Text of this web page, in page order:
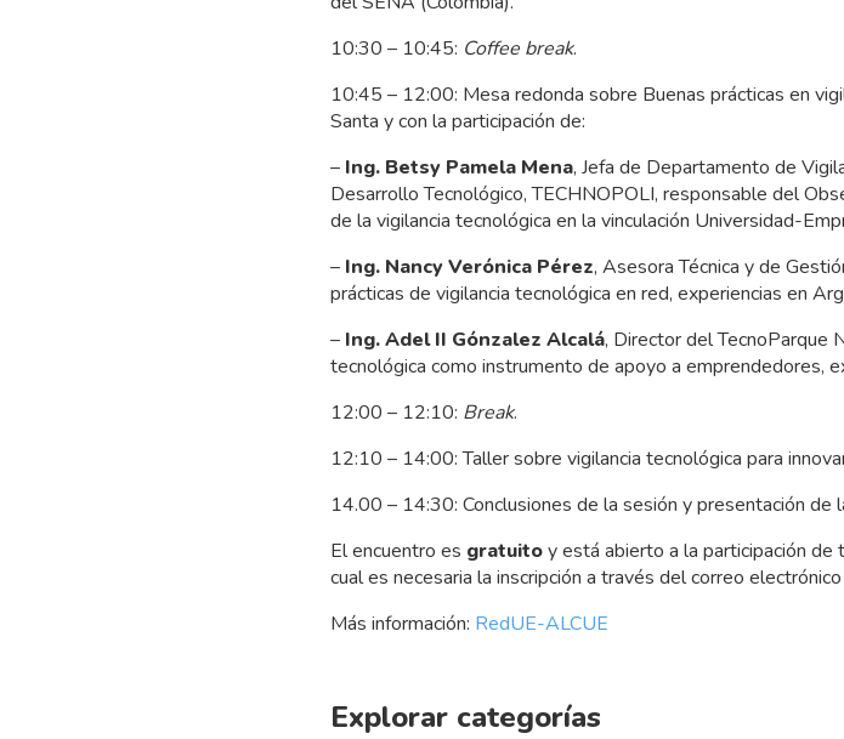
10:30 – 10:45: Coffee break.
10:45 – 12:00: Mesa redonda sobre Buenas prácticas en
Santa y con la participación de:
– Ing. Betsy Pamela Mena, Jefa de Departamento de
Desarrollo Tecnológico, TECHNOPOLI, responsable del
de la vigilancia tecnológica en la vinculación Universidad-
– Ing. Nancy Verónica Pérez, Asesora Técnica y de
prácticas de vigilancia tecnológica en red, experiencias en
– Ing. Adel II Gónzalez Alcalá, Director del TecnoParque
tecnológica como instrumento de apoyo a emprendedores,
12:00 – 12:10: Break.
12:10 – 14:00: Taller sobre vigilancia tecnológica para
14.00 – 14:30: Conclusiones de la sesión y presentación de
El encuentro es gratuitoy está abierto a la participación
cual es necesaria la inscripción a través del correo electrónico
Más información: RedUE-ALCUE
Explorar categorías